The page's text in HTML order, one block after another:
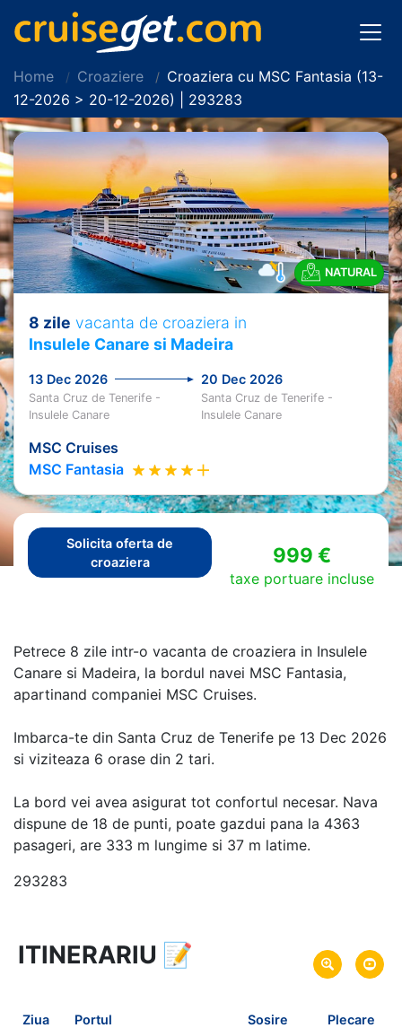
Home Croaziere
Croaziera cu MSC Fantasia (13-
12-2026 > 20-12-2026) | 293283
NATURAL
8 zile vacanta de croaziera in
Insulele Canare si Madeira
13 Dec 2026 20 Dec 2026
Santa Cruz de Tenerife -
Insulele Canare
Santa Cruz de Tenerife -
Insulele Canare
MSC Cruises
MSC Fantasia
Solicita oferta de
croaziera
999 €
taxe portuare incluse
Petrece 8 zile intr-o vacanta de croaziera in Insulele
Canare si Madeira, la bordul navei MSC Fantasia,
apartinand companiei MSC Cruises.
Imbarca-te din Santa Cruz de Tenerife pe 13 Dec 2026
si viziteaza 6 orase din 2 tari.
La bord vei avea asigurat tot confortul necesar. Nava
dispune de 18 de punti, poate gazdui pana la 4363
pasageri, are 333 m lungime si 37 m latime.
293283
8 zile vacanta de croaziera in
Insulele Canare si Madeira -
Plecare pe 13 Dec 2026
din Santa Cruz de Tenerife,
ITINERARIU 📝
Ziua Portul Sosire Plecare